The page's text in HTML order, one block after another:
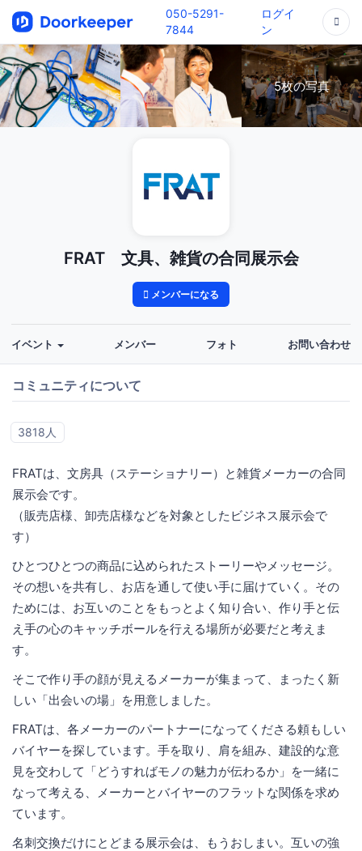
050-5291-
7844
ログイ
ン
5枚の写真
FRAT 文具、雑貨の合同展示会
メンバーになる
イベント メンバー フォト お問い合わせ
コミュニティについて
3818人
FRATは、文房具（ステーショナリー）と雑貨メーカーの合同
展示会です。
（販売店様、卸売店様などを対象としたビジネス展示会で
す）
ひとつひとつの商品に込められたストーリーやメッセージ。
その想いを共有し、お店を通して使い手に届けていく。その
ためには、お互いのことをもっとよく知り合い、作り手と伝
え手の心のキャッチボールを行える場所が必要だと考えま
す。
そこで作り手の顔が見えるメーカーが集まって、まったく新
しい「出会いの場」を用意しました。
FRATは、各メーカーのパートナーになってくださる頼もしい
バイヤーを探しています。手を取り、肩を組み、建設的な意
見を交わして「どうすればモノの魅力が伝わるか」を一緒に
なって考える、メーカーとバイヤーのフラットな関係を求め
ています。
名刺交換だけにとどまる展示会は、もうおしまい。互いの強